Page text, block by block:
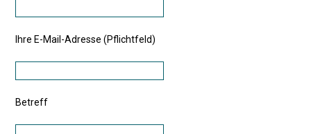
Ihre E-Mail-Adresse (Pflichtfeld)
Betreff